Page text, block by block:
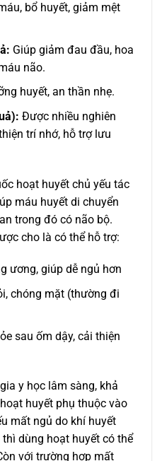
bổ huyết, giảm mệt
Giúp giảm đau đầu, hoa
não.
huyết, an thần nhẹ.
Được nhiều nghiên
trí nhớ, hỗ trợ lưu
hoạt huyết chủ yếu tác
máu huyết di chuyển
trong đó có não bộ.
cho là có thể hỗ trợ:
ương, giúp dễ ngủ hơn
chóng mặt (thường đi
sau ốm dậy, cải thiện
y học lâm sàng, khả
huyết phụ thuộc vào
mất ngủ do khí huyết
dùng hoạt huyết có thể
với trường hợp mất